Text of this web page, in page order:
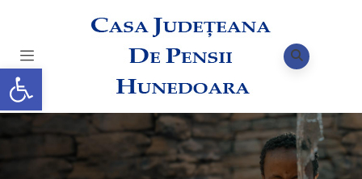
Deschide bara de unelte